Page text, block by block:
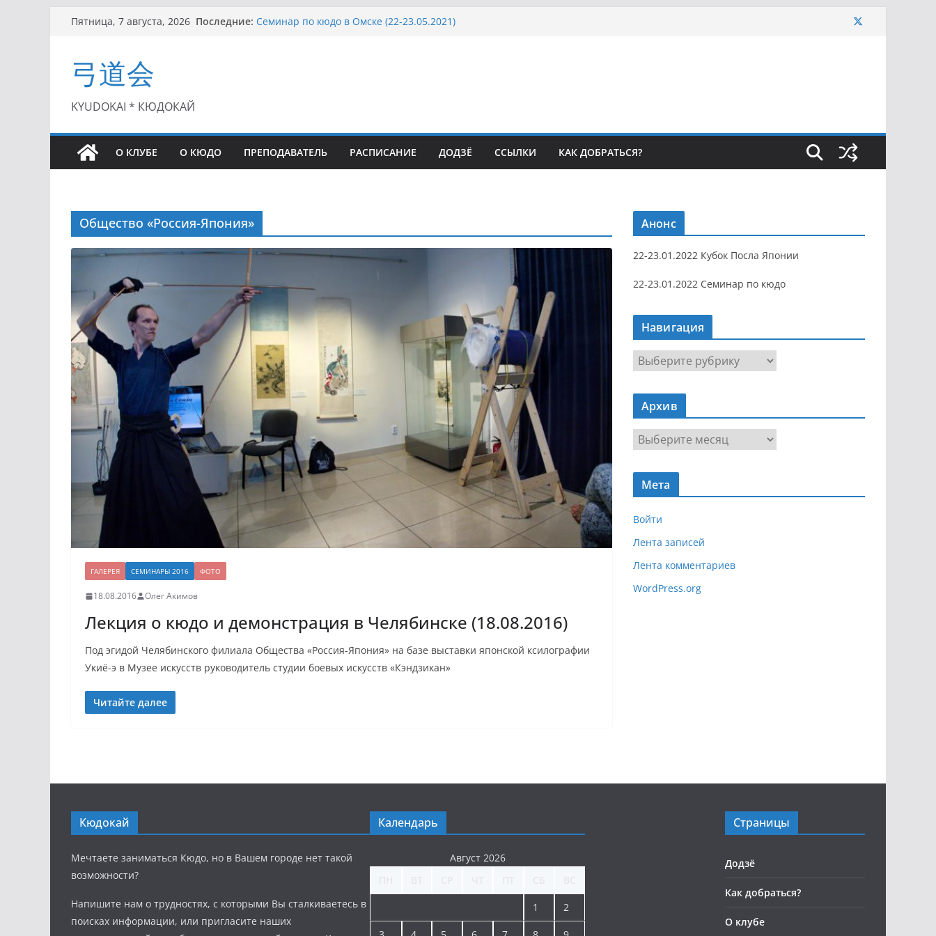
Перейти
Пятница, 7 августа, 2026 Последние: Семинар по кюдо в Омске (22-23.05.2021)
弓道会
KYUDOKAI * КЮДОКАЙ
О КЛУБЕ О КЮДО ПРЕПОДАВАТЕЛЬ РАСПИСАНИЕ ДОДЗЁ ССЫЛКИ КАК ДОБРАТЬСЯ?
Общество «Россия-Япония»
ГАЛЕРЕЯ СЕМИНАРЫ 2016 ФОТО
18.08.2016 Олег Акимов
Лекция о кюдо и демонстрация в Челябинске (18.08.2016)
Под эгидой Челябинского филиала Общества «Россия-Япония» на базе выставки японской ксилографии
Укиё-э в Музее искусств руководитель студии боевых искусств «Кэндзикан»
Читайте далее
Анонс
22-23.01.2022 Кубок Посла Японии
22-23.01.2022 Семинар по кюдо
Навигация
Н
а
в
г
я
Архив
р
х
Мета
Войти
Лента записей
Лента комментариев
WordPress.org
Кюдокай
Мечтаете заниматься Кюдо, но в Вашем городе нет такой
возможности?
Напишите нам о трудностях, с которыми Вы сталкиваетесь в
поисках информации, или пригласите наших
Календарь
Август 2026
1 2
Страницы
Додзё
Как добраться?
О клубе